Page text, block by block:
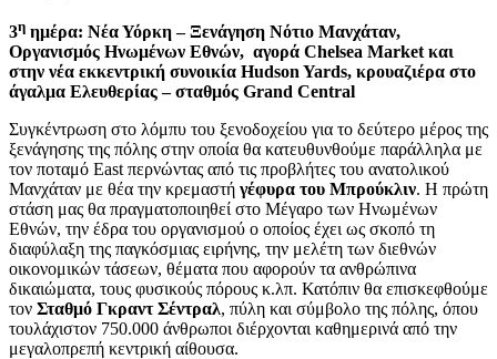
3η ημέρα: Νέα Υόρκη – Ξενάγηση Νότιο Μανχάταν,
Οργανισμός Ηνωμένων Εθνών, αγορά Chelsea Market και
στην νέα εκκεντρική συνοικία Hudson Yards, κρουαζιέρα στο
άγαλμα Ελευθερίας – σταθμός Grand Central
Συγκέντρωση στο λόμπυ του ξενοδοχείου για το δεύτερο μέρος της
ξενάγησης της πόλης στην οποία θα κατευθυνθούμε παράλληλα με
τον ποταμό East περνώντας από τις προβλήτες του ανατολικού
Μανχάταν με θέα την κρεμαστή γέφυρα του Μπρούκλιν. Η πρώτη
στάση μας θα πραγματοποιηθεί στο Μέγαρο των Ηνωμένων
Εθνών, την έδρα του οργανισμού ο οποίος έχει ως σκοπό τη
διαφύλαξη της παγκόσμιας ειρήνης, την μελέτη των διεθνών
οικονομικών τάσεων, θέματα που αφορούν τα ανθρώπινα
δικαιώματα, τους φυσικούς πόρους κ.λπ. Κατόπιν θα επισκεφθούμε
τον Σταθμό Γκραντ Σέντραλ, πύλη και σύμβολο της πόλης, όπου
τουλάχιστον 750.000 άνθρωποι διέρχονται καθημερινά από την
μεγαλοπρεπή κεντρική αίθουσα.